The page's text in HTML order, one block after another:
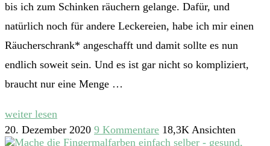
bis ich zum Schinken räuchern gelange. Dafür, und
natürlich noch für andere Leckereien, habe ich mir einen
Räucherschrank* angeschafft und damit sollte es nun
endlich soweit sein. Und es ist gar nicht so kompliziert,
braucht nur eine Menge …
weiter lesen
20. Dezember 2020 9 Kommentare 18,3K Ansichten